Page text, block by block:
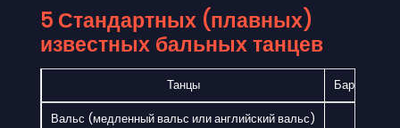
5 Стандартных (плавных)
известных бальных танцев
Танцы
Бары в
Вальс (медленный вальс или английский вальс)